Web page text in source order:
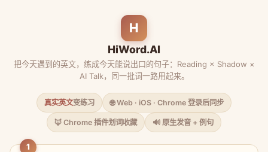
H
HiWord.AI
把今天遇到的英文，练成今天能说出口的句子：Reading × Shadow ×
AI Talk，同一批词一路用起来。
真实英文变练习 🌐 Web · iOS · Chrome 登录后同步
🦊 Chrome 插件划词收藏 🔊 原生发音 + 例句
1